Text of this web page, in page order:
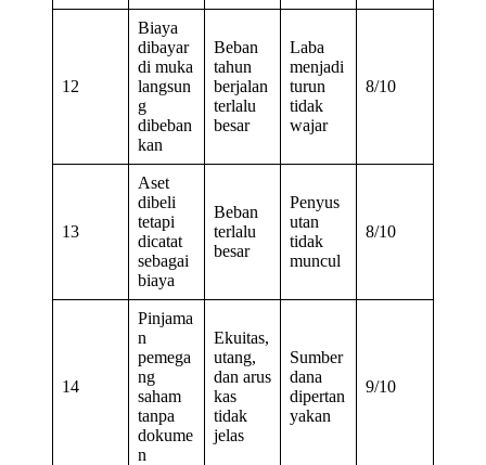
12
Biaya
dibayar
di muka
langsun
g
dibeban
kan
Beban
tahun
berjalan
terlalu
besar
Laba
menjadi
turun
tidak
wajar
8/10
13
Aset
dibeli
tetapi
dicatat
sebagai
biaya
Beban
terlalu
besar
Penyus
utan
tidak
muncul
8/10
14
Pinjama
n
pemega
ng
saham
tanpa
dokume
n
Ekuitas,
utang,
dan arus
kas
tidak
jelas
Sumber
dana
dipertan
yakan
9/10